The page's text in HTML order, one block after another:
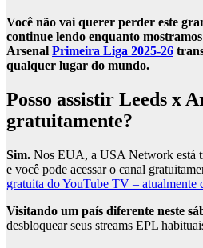
Você não vai querer perder este
continue lendo enquanto
Arsenal Primeira Liga 2025-26
qualquer lugar do mundo.
Posso assistir Leeds x
gratuitamente?
Sim. Nos EUA, a USA Network está
e você pode acessar o canal
gratuita do YouTube TV – atualmente
Visitando um país diferente neste
desbloquear seus streams EPL